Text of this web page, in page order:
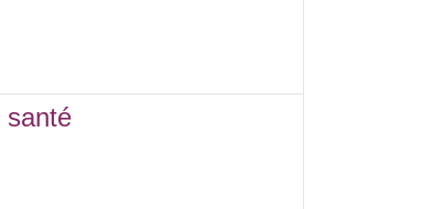
santé